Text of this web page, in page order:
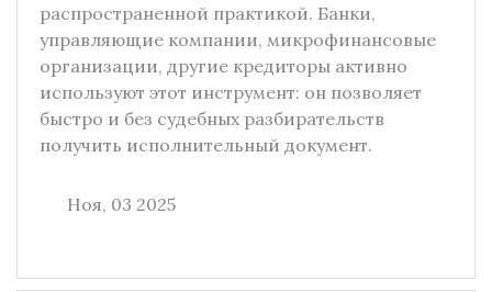
распространенной практикой. Банки,
управляющие компании, микрофинансовые
организации, другие кредиторы активно
используют этот инструмент: он позволяет
быстро и без судебных разбирательств
получить исполнительный документ.
Ноя, 03 2025